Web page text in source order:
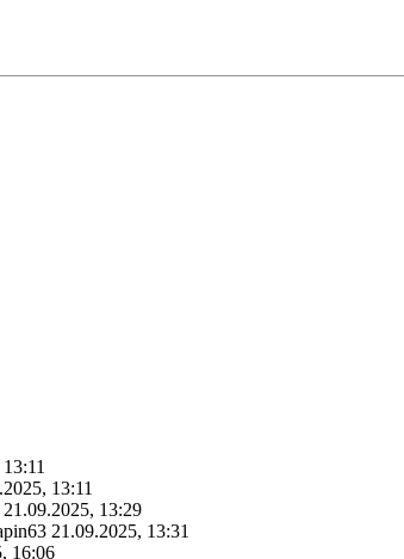
13:11
21.09.2025, 13:29
21.09.2025, 13:31
16:06